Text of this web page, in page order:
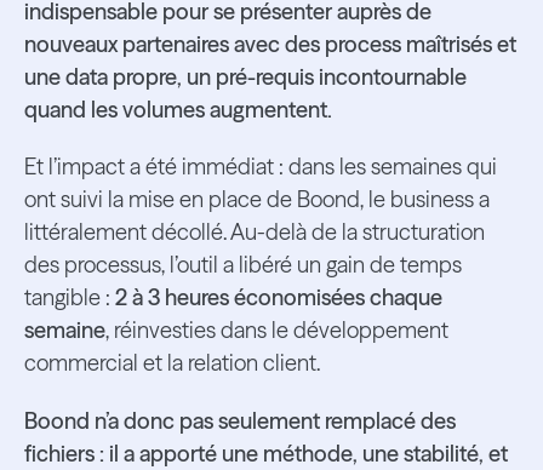
indispensable pour se présenter auprès de
nouveaux partenaires avec des process maîtrisés et
une data propre, un pré-requis incontournable
quand les volumes augmentent.
Et l’impact a été immédiat : dans les semaines qui
ont suivi la mise en place de Boond, le business a
littéralement décollé. Au-delà de la structuration
des processus, l’outil a libéré un gain de temps
tangible : 2 à 3 heures économisées chaque
semaine, réinvesties dans le développement
commercial et la relation client.
Boond n’a donc pas seulement remplacé des
fichiers : il a apporté une méthode, une stabilité, et